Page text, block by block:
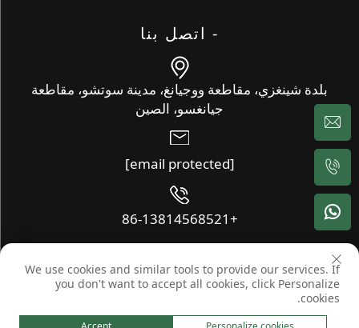
- اتصل بنا
بلدة شينغزي، مقاطعة ووجيانغ، مدينة سوتشو، مقاطعة
جيانغسو، الصين
[email protected]
+86-13814568521
حقوق النشر © شركة ووجيانغ شينيانغ للنسيج المحدودة. جميع الحقوق
محفوظة -
سياسة الخصوصية
We use cookies and similar tools to provide our services. If
you don't want to accept all cookies, click Personalize
cookies.